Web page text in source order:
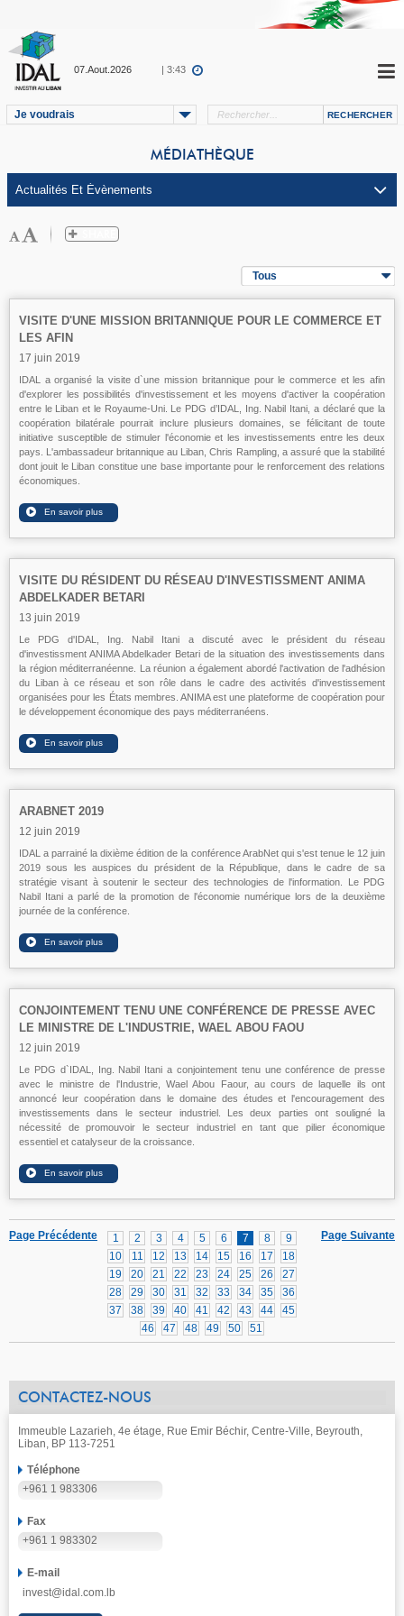
07.Aout.2026 | 3:43
Je voudrais
MÉDIATHÈQUE
Tous
VISITE D'UNE MISSION BRITANNIQUE POUR LE COMMERCE ET
LES AFIN
17 juin 2019
IDAL a organisé la visite d`une mission britannique pour le commerce et les afin
d'explorer les possibilités d'investissement et les moyens d'activer la coopération
entre le Liban et le Royaume-Uni. Le PDG d’IDAL, Ing. Nabil Itani, a déclaré que la
coopération bilatérale pourrait inclure plusieurs domaines, se félicitant de toute
initiative susceptible de stimuler l'économie et les investissements entre les deux
pays. L'ambassadeur britannique au Liban, Chris Rampling, a assuré que la stabilité
dont jouit le Liban constitue une base importante pour le renforcement des relations
économiques.
VISITE DU RÉSIDENT DU RÉSEAU D'INVESTISSMENT ANIMA
ABDELKADER BETARI
13 juin 2019
Le PDG d'IDAL, Ing. Nabil Itani a discuté avec le président du réseau
d'investissment ANIMA Abdelkader Betari de la situation des investissements dans
la région méditerranéenne. La réunion a également abordé l'activation de l'adhésion
du Liban à ce réseau et son rôle dans le cadre des activités d'investissement
organisées pour les États membres. ANIMA est une plateforme de coopération pour
le développement économique des pays méditerranéens.
ARABNET 2019
12 juin 2019
IDAL a parrainé la dixième édition de la conférence ArabNet qui s'est tenue le 12 juin
2019 sous les auspices du président de la République, dans le cadre de sa
stratégie visant à soutenir le secteur des technologies de l'information. Le PDG
Nabil Itani a parlé de la promotion de l'économie numérique lors de la deuxième
journée de la conférence.
CONJOINTEMENT TENU UNE CONFÉRENCE DE PRESSE AVEC
LE MINISTRE DE L'INDUSTRIE, WAEL ABOU FAOU
12 juin 2019
Le PDG d`IDAL, Ing. Nabil Itani a conjointement tenu une conférence de presse
avec le ministre de l'Industrie, Wael Abou Faour, au cours de laquelle ils ont
annoncé leur coopération dans le domaine des études et l'encouragement des
investissements dans le secteur industriel. Les deux parties ont souligné la
nécessité de promouvoir le secteur industriel en tant que pilier économique
essentiel et catalyseur de la croissance.
Page Suivante
1 2 3 4 5 6 7 8
9
10
11 12 13 14 15 16 17
18
19
20 21 22 23 24 25 26
27
28
29 30 31 32 33 34 35
36
37
38 39 40 41 42 43 44
45
46
47 48 49 50 51
Page Précédente
CONTACTEZ-NOUS
Immeuble Lazarieh, 4e étage, Rue Emir Béchir, Centre-Ville, Beyrouth,
Liban, BP 113-7251
Téléphone
+961 1 983306
Fax
+961 1 983302
E-mail
invest@idal.com.lb